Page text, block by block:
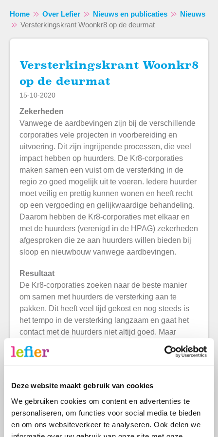
Deze website maakt gebruik van cookies
We gebruiken cookies om content en advertenties te
personaliseren, om functies voor social media te bieden
en om ons websiteverkeer te analyseren. Ook delen we
Naar hoofdnavigatiemenu
Home Over Lefier Nieuws en publicaties
Nieuws
Versterkingskrant Woonkr8 op de deurmat
Versterkingskrant Woonkr8
op de deurmat
15-10-2020
Zekerheden
Vanwege de aardbevingen zijn bij de verschillende
corporaties vele projecten in voorbereiding en
uitvoering. Dit zijn ingrijpende processen, die veel
impact hebben op huurders. De Kr8-corporaties
maken samen een vuist om de versterking in de
regio zo goed mogelijk uit te voeren. Iedere huurder
moet veilig en prettig kunnen wonen en heeft recht
op een vergoeding en gelijkwaardige behandeling.
Daarom hebben de Kr8-corporaties met elkaar en
met de huurders (verenigd in de HPAG) zekerheden
afgesproken die ze aan huurders willen bieden bij
sloop en nieuwbouw vanwege aardbevingen.
Resultaat
De Kr8-corporaties zoeken naar de beste manier
om samen met huurders de versterking aan te
pakken. Dit heeft veel tijd gekost en nog steeds is
het tempo in de versterking langzaam en gaat het
contact met de huurders niet altijd goed. Maar
gelukkig kunnen we nu ook voorbeelden laten zien
waar de samenwerking beter gaat. Daar zijn we
trots op, die verhalen delen we graag met onze
Door samenwerking bereiken we meer
Een week eerder bereikten de Kr8-corporaties
overeenstemming met het Rijk om vergoedingen
voor en compensatie van huurders en particuliere